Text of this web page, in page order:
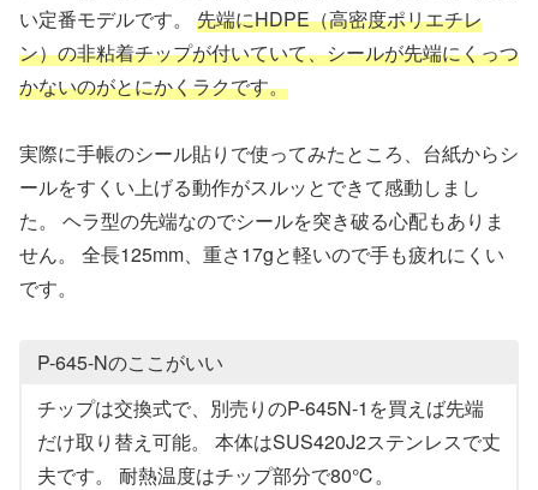
い定番モデルです。 先端にHDPE（高密度ポリエチレ
ン）の非粘着チップが付いていて、シールが先端にくっつ
かないのがとにかくラクです。
実際に手帳のシール貼りで使ってみたところ、台紙からシ
ールをすくい上げる動作がスルッとできて感動しまし
た。 ヘラ型の先端なのでシールを突き破る心配もありま
せん。 全長125mm、重さ17gと軽いので手も疲れにくい
です。
P-645-Nのここがいい
チップは交換式で、別売りのP-645N-1を買えば先端
だけ取り替え可能。 本体はSUS420J2ステンレスで丈
夫です。 耐熱温度はチップ部分で80℃。